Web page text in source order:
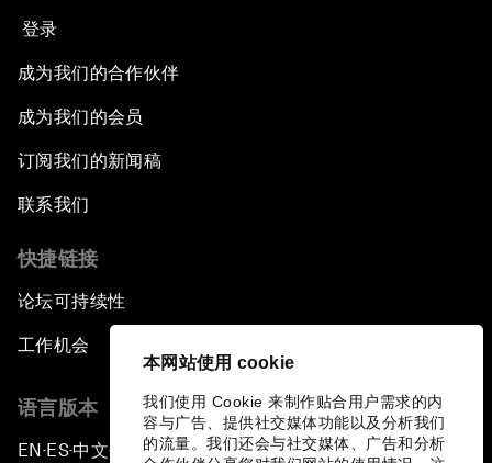
本网站使用 cookie
我们使用 Cookie 来制作贴合用户需求的内
容与广告、提供社交媒体功能以及分析我们
的流量。我们还会与社交媒体、广告和分析
登录
成为我们的合作伙伴
成为我们的会员
订阅我们的新闻稿
联系我们
快捷链接
论坛可持续性
工作机会
语言版本
EN ▪ ES▪中文▪ 日本語